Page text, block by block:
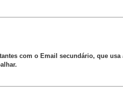
com o Email secundário, que